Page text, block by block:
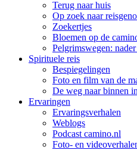
Terug naar huis
Op zoek naar
Zoekertjes
Bloemen op de
Pelgrimswegen:
Spirituele reis
Bespiegelingen
Foto en film van de
De weg naar binnen
Ervaringen
Ervaringsverhalen
Weblogs
Podcast camino.nl
Foto- en